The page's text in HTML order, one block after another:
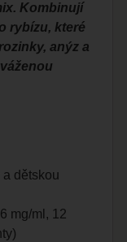
Kombinují
rybízu, které
anýz a
dětskou
mg/ml, 12